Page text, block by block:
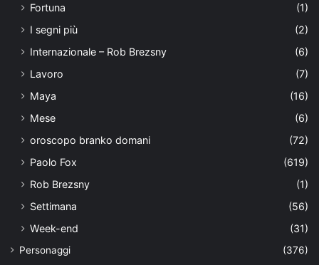
Fortuna
(1)
I segni più
(2)
Internazionale – Rob Brezsny
(6)
Lavoro
(7)
Maya
(16)
Mese
(6)
oroscopo branko domani
(72)
Paolo Fox
(619)
Rob Brezsny
(1)
Settimana
(56)
Week-end
(31)
Personaggi
(376)